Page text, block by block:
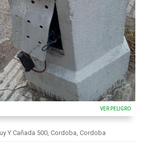
VER PELIGRO
Y Cañada 500, Cordoba, Cordoba